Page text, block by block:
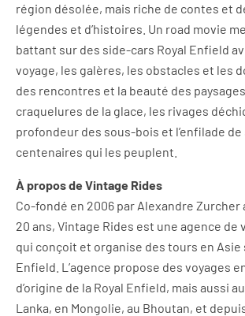
région désolée, mais riche de contes et
légendes et d’histoires. Un road movie
battant sur des side-cars Royal Enfield
voyage, les galères, les obstacles et les
des rencontres et la beauté des
craquelures de la glace, les rivages
profondeur des sous-bois et l’enfilade de
centenaires qui les peuplent.
À propos de Vintage Rides
Co-fondé en 2006 par Alexandre Zurcher
20 ans, Vintage Rides est une agence de
qui conçoit et organise des tours en Asie
Enfield. L’agence propose des voyages
d’origine de la Royal Enfield, mais aussi
Lanka, en Mongolie, au Bhoutan, et